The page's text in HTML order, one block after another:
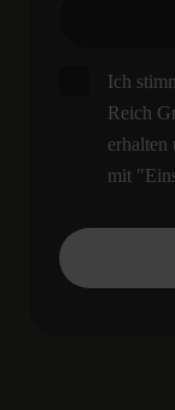
Ich
Reich
erhalten
mit